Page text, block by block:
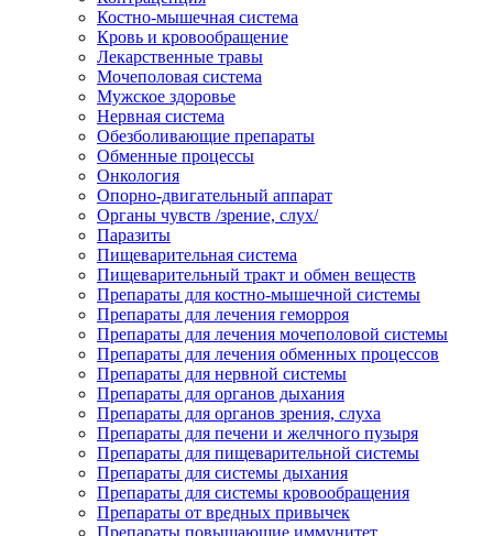
Костно-мышечная система
Кровь и кровообращение
Лекарственные травы
Мочеполовая система
Мужское здоровье
Нервная система
Обезболивающие препараты
Обменные процессы
Онкология
Опорно-двигательный аппарат
Органы чувств /зрение, слух/
Паразиты
Пищеварительная система
Пищеварительный тракт и обмен веществ
Препараты для костно-мышечной системы
Препараты для лечения геморроя
Препараты для лечения мочеполовой системы
Препараты для лечения обменных процессов
Препараты для нервной системы
Препараты для органов дыхания
Препараты для органов зрения, слуха
Препараты для печени и желчного пузыря
Препараты для пищеварительной системы
Препараты для системы дыхания
Препараты для системы кровообращения
Препараты от вредных привычек
Препараты повышающие иммунитет